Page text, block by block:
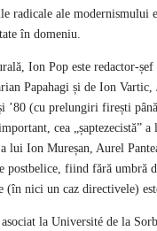
radicale ale modernismului
în domeniu.
Ion Pop este redactor-
Papahagi și de Ion Vartic,
’80 (cu prelungiri firești
cea „șaptezecistă”
lui Ion Mureșan, Aurel
fiind fără umbră
nici un caz directivele)
la Université de la